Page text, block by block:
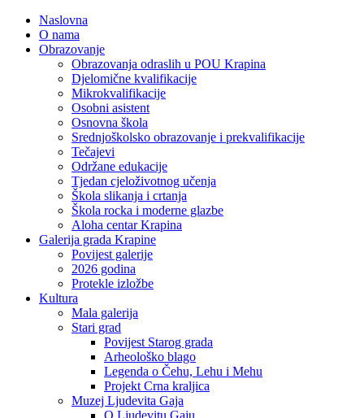
Naslovna
O nama
Obrazovanje
Obrazovanja odraslih u POU Krapina
Djelomične kvalifikacije
Mikrokvalifikacije
Osobni asistent
Osnovna škola
Srednjoškolsko obrazovanje i prekvalifikacije
Tečajevi
Održane edukacije
Tjedan cjeloživotnog učenja
Škola slikanja i crtanja
Škola rocka i moderne glazbe
Aloha centar Krapina
Galerija grada Krapine
Povijest galerije
2026 godina
Protekle izložbe
Kultura
Mala galerija
Stari grad
Povijest Starog grada
Arheološko blago
Legenda o Čehu, Lehu i Mehu
Projekt Crna kraljica
Muzej Ljudevita Gaja
O Ljudevitu Gaju